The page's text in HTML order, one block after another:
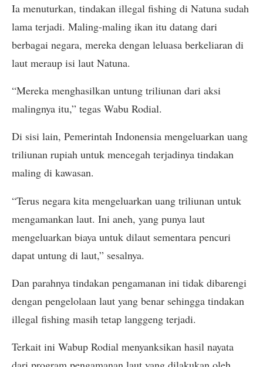
Ia menuturkan, tindakan illegal fishing di Natuna sudah
lama terjadi. Maling-maling ikan itu datang dari
berbagai negara, mereka dengan leluasa berkeliaran di
laut meraup isi laut Natuna.
“Mereka menghasilkan untung triliunan dari aksi
malingnya itu,” tegas Wabu Rodial.
Di sisi lain, Pemerintah Indonensia mengeluarkan uang
triliunan rupiah untuk mencegah terjadinya tindakan
maling di kawasan.
“Terus negara kita mengeluarkan uang triliunan untuk
mengamankan laut. Ini aneh, yang punya laut
mengeluarkan biaya untuk dilaut sementara pencuri
dapat untung di laut,” sesalnya.
Dan parahnya tindakan pengamanan ini tidak dibarengi
dengan pengelolaan laut yang benar sehingga tindakan
illegal fishing masih tetap langgeng terjadi.
Terkait ini Wabup Rodial menyanksikan hasil nayata